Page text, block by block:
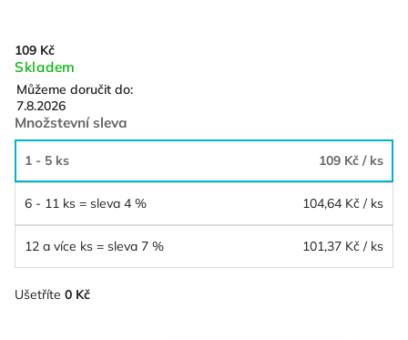
109 Kč
Skladem
Můžeme doručit do:
7.8.2026
Množstevní sleva
1 - 5 ks 109 Kč / ks
6 - 11 ks = sleva 4 % 104,64 Kč / ks
12 a více ks = sleva 7 % 101,37 Kč / ks
Ušetříte 0 Kč